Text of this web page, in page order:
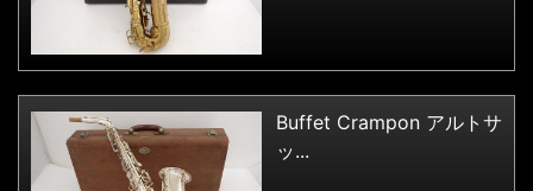
Buffet Crampon アルトサ
ッ...